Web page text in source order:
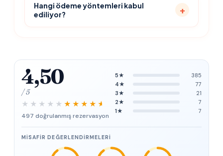
Hangi ödeme yöntemleri kabul
ediliyor?
4,50
/ 5
497 doğrulanmış rezervasyon
5★
385
4★
77
3★
21
2★
7
1★
7
MISAFIR DEĞERLENDIRMELERI